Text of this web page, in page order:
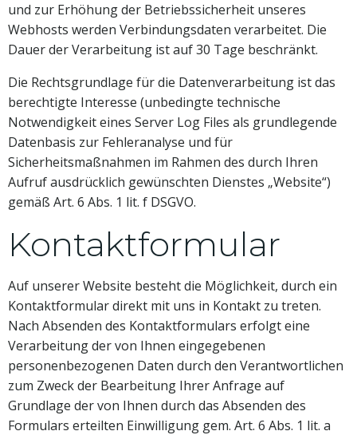
und zur Erhöhung der Betriebssicherheit unseres
Webhosts werden Verbindungsdaten verarbeitet. Die
Dauer der Verarbeitung ist auf 30 Tage beschränkt.
Die Rechtsgrundlage für die Datenverarbeitung ist das
berechtigte Interesse (unbedingte technische
Notwendigkeit eines Server Log Files als grundlegende
Datenbasis zur Fehleranalyse und für
Sicherheitsmaßnahmen im Rahmen des durch Ihren
Aufruf ausdrücklich gewünschten Dienstes „Website“)
gemäß Art. 6 Abs. 1 lit. f DSGVO.
Kontaktformular
Auf unserer Website besteht die Möglichkeit, durch ein
Kontaktformular direkt mit uns in Kontakt zu treten.
Nach Absenden des Kontaktformulars erfolgt eine
Verarbeitung der von Ihnen eingegebenen
personenbezogenen Daten durch den Verantwortlichen
zum Zweck der Bearbeitung Ihrer Anfrage auf
Grundlage der von Ihnen durch das Absenden des
Formulars erteilten Einwilligung gem. Art. 6 Abs. 1 lit. a